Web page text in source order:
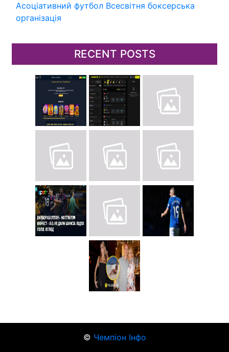
Асоціативний футбол Всесвітня боксерська
організація
RECENT POSTS
© Чемпіон Інфо